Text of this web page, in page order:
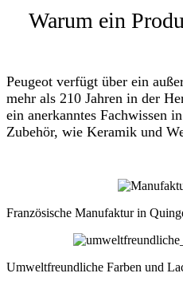
Warum ein
Peugeot verfügt über ein
mehr als 210 Jahren in der
ein anerkanntes Fachwissen
Zubehör, wie Keramik und
Französische Manufaktur in
Umweltfreundliche Farben und